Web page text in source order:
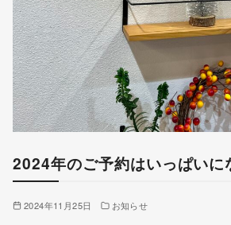
2024年のご予約はいっぱいに
2024年11月25日 お知らせ